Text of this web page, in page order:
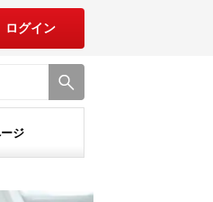
ログイン
ジ